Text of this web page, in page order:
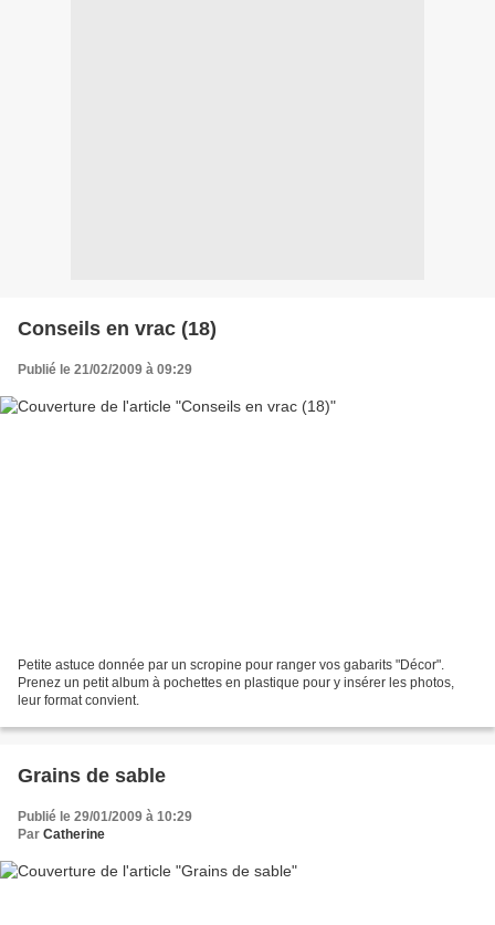
Conseils en vrac (18)
Publié le 21/02/2009 à 09:29
Petite astuce donnée par un scropine pour ranger vos gabarits "Décor".
Prenez un petit album à pochettes en plastique pour y insérer les photos,
leur format convient.
Grains de sable
Publié le 29/01/2009 à 10:29
Par Catherine